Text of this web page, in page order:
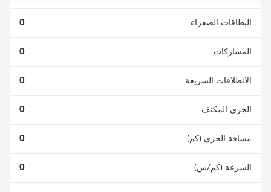
البطاقات الصفراء 0
المشاركات 0
الانطلاقات السريعة 0
الجري المكثف 0
مسافة الجري (كم) 0
السرعة (كم/س) 0